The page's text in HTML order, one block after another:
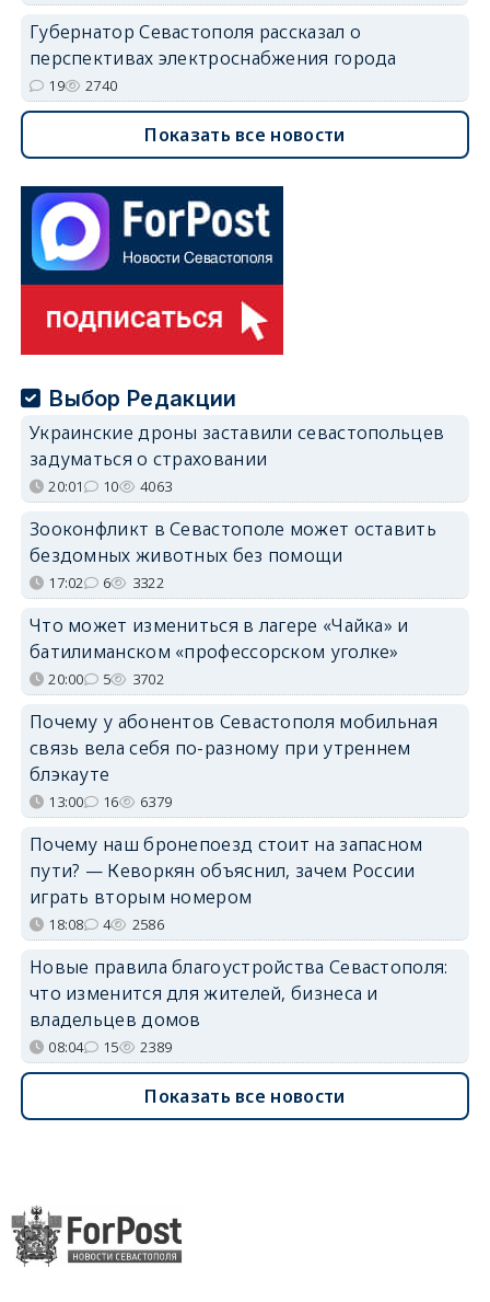
Губернатор Севастополя рассказал о
перспективах электроснабжения города
19 2740
Показать все новости
Выбор Редакции
Украинские дроны заставили севастопольцев
задуматься о страховании
20:01 10 4063
Зооконфликт в Севастополе может оставить
бездомных животных без помощи
17:02 6 3322
Что может измениться в лагере «Чайка» и
батилиманском «профессорском уголке»
20:00 5 3702
Почему у абонентов Севастополя мобильная
связь вела себя по-разному при утреннем
блэкауте
13:00 16 6379
Почему наш бронепоезд стоит на запасном
пути? — Кеворкян объяснил, зачем России
играть вторым номером
18:08 4 2586
Новые правила благоустройства Севастополя:
что изменится для жителей, бизнеса и
владельцев домов
08:04 15 2389
Показать все новости